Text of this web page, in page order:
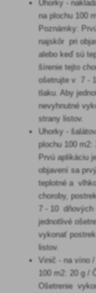
Uhorky -
na plochu 100
Poznámky:
najskôr pri
alebo keď sú
šírenie tejto
ošetrujte v 7 -
tlaku. Aby
nevyhnutné
strany listov.
Uhorky -
plochu 100 m2:
Prvú aplikáciu
objavení sa
teplotné a
choroby,
7 - 10 dňových
jednotlivé
vykonať
listov.
Vinič - na víno
100 m2: 20 g /
Ošetrenie